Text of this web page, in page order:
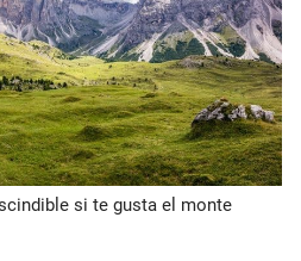
si te gusta el monte